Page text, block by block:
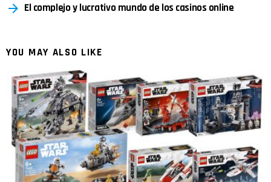
El complejo y lucrativo mundo de los casinos online
YOU MAY ALSO LIKE